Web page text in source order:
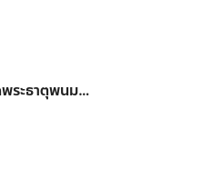
ระธาตุพนม…